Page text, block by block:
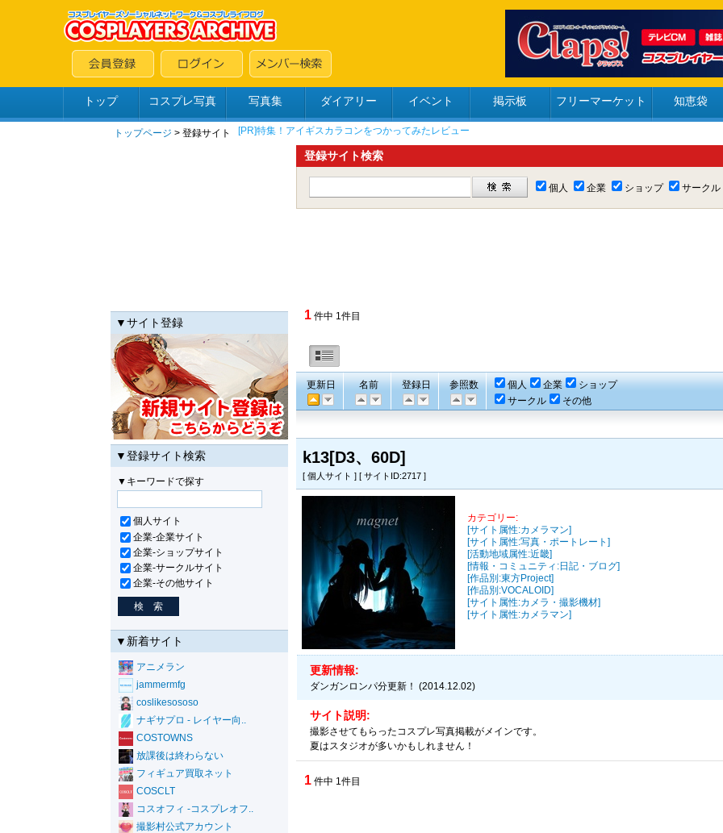
トップ コスプレ写真 写真集 ダイアリー イベント 掲示板 フリーマーケット 知恵袋
トップページ > 登録サイト
▼サイト登録
▼登録サイト検索
▼キーワードで探す
個人サイト
企業-企業サイト
企業-ショップサイト
企業-サークルサイト
企業-その他サイト
▼新着サイト
アニメラン
jammermfg
coslikesososo
ナギサプロ - レイヤー向..
COSTOWNS
放課後は終わらない
フィギュア買取ネット
COSCLT
コスオフィ -コスプレオフ..
撮影村公式アカウント
登録サイト検索
個人 企業 ショップ サークル
1 件中 1件目
更新日 名前 登録日 参照数 個人 企業
ショップ
サークル
その他
k13[D3、60D]
[ 個人サイト ] [ サイトID:2717 ]
カテゴリー:
[サイト属性:カメラマン]
[サイト属性:写真・ポートレート]
[活動地域属性:近畿]
[情報・コミュニティ:日記・ブログ]
[作品別:東方Project]
[作品別:VOCALOID]
[サイト属性:カメラ・撮影機材]
[サイト属性:カメラマン]
更新情報:
ダンガンロンパ分更新！ (2014.12.02)
サイト説明:
撮影させてもらったコスプレ写真掲載がメインです。
夏はスタジオが多いかもしれません！
1 件中 1件目